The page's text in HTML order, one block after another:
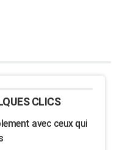
CLICS
avec ceux qui